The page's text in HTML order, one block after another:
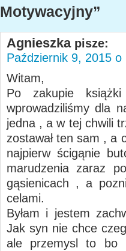
Motywacyjny”
Agnieszka pisze:
Październik 9, 2015 o
Witam,
Po zakupie
wprowadziliśmy dla
jedna , a w tej chwili
zostawał ten sam , a
najpierw ścigąnie
marudzenia zaraz
gąsienicach , a
celami.
Byłam i jestem
Jak syn nie chce
ale przemysl to bo